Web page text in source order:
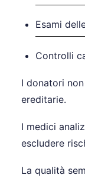
Esami
Controlli
I donatori
ereditarie.
I medici
escludere
La qualità